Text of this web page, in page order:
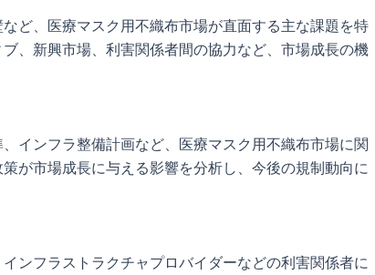
ど、医療マスク用不織布市場が直面する主な課題を特
、新興市場、利害関係者間の協力など、市場成長の機
インフラ整備計画など、医療マスク用不織布市場に関
が市場成長に与える影響を分析し、今後の規制動向に
ンフラストラクチャプロバイダーなどの利害関係者に